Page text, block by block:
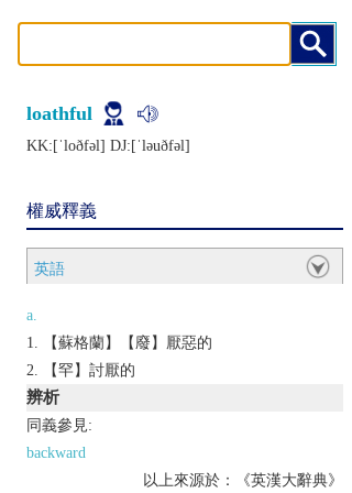
loathful
KK:[ˈloðfǝl] DJ:[ˈlǝuðfǝl]
權威釋義
英語
a.
【蘇格蘭】【廢】厭惡的
【罕】討厭的
辨析
同義參見:
backward
以上來源於：《英漢大辭典》